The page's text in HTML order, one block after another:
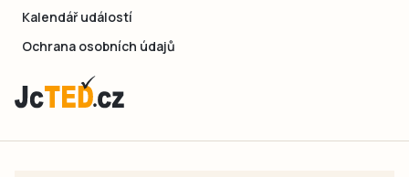
Kalendář událostí
Ochrana osobních údajů